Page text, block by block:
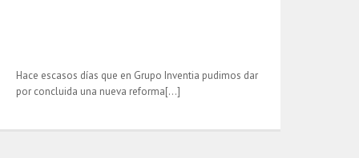
Hace escasos días que en Grupo Inventia pudimos dar
por concluida una nueva reforma[…]